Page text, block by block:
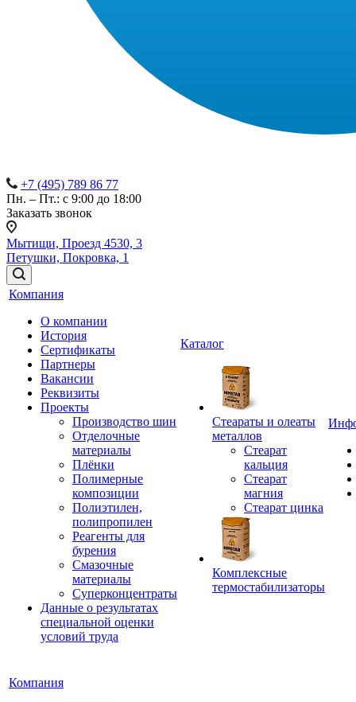
+7 (495) 789 86 77
Пн. – Пт.: с 9:00 до 18:00
Заказать звонок
Мытищи, Проезд 4530, 3
Петушки, Покровка, 1
Компания
О компании
История
Сертификаты
Партнеры
Вакансии
Реквизиты
Проекты
Производство шин
Отделочные
материалы
Плёнки
Полимерные
композиции
Полиэтилен,
полипропилен
Реагенты для
бурения
Смазочные
материалы
Суперконцентраты
Данные о результатах
специальной оценки
условий труда
Каталог
Стеараты и олеаты
металлов
Стеарат
кальция
Стеарат
магния
Стеарат цинка
Комплексные
термостабилизаторы
Компания